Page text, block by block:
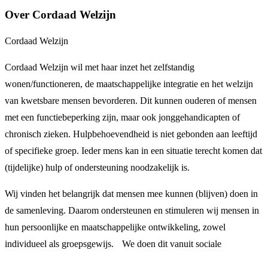
Over Cordaad Welzijn
Cordaad Welzijn
Cordaad Welzijn wil met haar inzet het zelfstandig
wonen/functioneren, de maatschappelijke integratie en het welzijn
van kwetsbare mensen bevorderen. Dit kunnen ouderen of mensen
met een functiebeperking zijn, maar ook jonggehandicapten of
chronisch zieken. Hulpbehoevendheid is niet gebonden aan leeftijd
of specifieke groep. Ieder mens kan in een situatie terecht komen dat
(tijdelijke) hulp of ondersteuning noodzakelijk is.
Wij vinden het belangrijk dat mensen mee kunnen (blijven) doen in
de samenleving. Daarom ondersteunen en stimuleren wij mensen in
hun persoonlijke en maatschappelijke ontwikkeling, zowel
individueel als groepsgewijs. We doen dit vanuit sociale